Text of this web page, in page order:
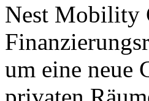
Nest Mobility
um eine neue